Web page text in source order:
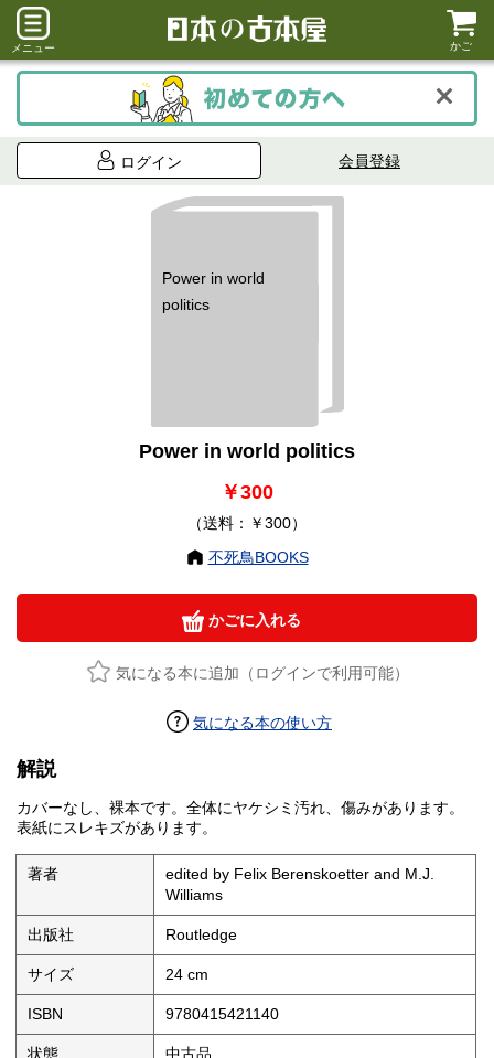
メニュー かご
ログイン 会員登録
Power in world
politics
Power in world politics
￥300
（送料：￥300）
不死鳥BOOKS
かごに入れる
気になる本に追加（ログインで利用可能）
気になる本の使い方
解説
カバーなし、裸本です。全体にヤケシミ汚れ、傷みがあります。
表紙にスレキズがあります。
著者
edited by Felix Berenskoetter and M.J.
Williams
出版社 Routledge
サイズ 24 cm
ISBN 9780415421140
状態 中古品